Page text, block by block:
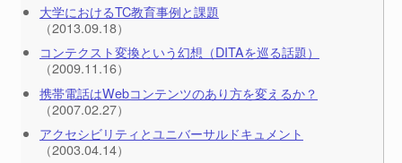
大学におけるTC教育事例と課題
（2013.09.18）
コンテクスト変換という幻想（DITAを巡る話題）
（2009.11.16）
携帯電話はWebコンテンツのあり方を変えるか？
（2007.02.27）
アクセシビリティとユニバーサルドキュメント
（2003.04.14）